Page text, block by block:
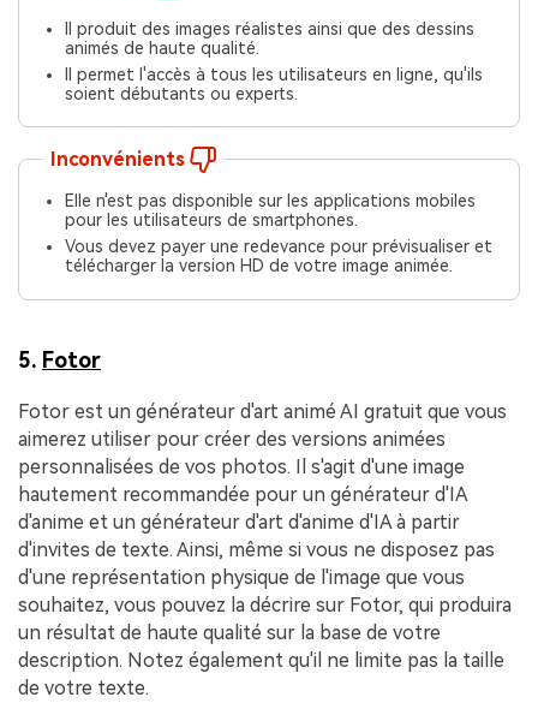
Il produit des images réalistes ainsi que des dessins
animés de haute qualité.
Il permet l'accès à tous les utilisateurs en ligne, qu'ils
soient débutants ou experts.
Inconvénients
Elle n'est pas disponible sur les applications mobiles
pour les utilisateurs de smartphones.
Vous devez payer une redevance pour prévisualiser et
télécharger la version HD de votre image animée.
5. Fotor
Fotor est un générateur d'art animé AI gratuit que vous
aimerez utiliser pour créer des versions animées
personnalisées de vos photos. Il s'agit d'une image
hautement recommandée pour un générateur d'IA
d'anime et un générateur d'art d'anime d'IA à partir
d'invites de texte. Ainsi, même si vous ne disposez pas
d'une représentation physique de l'image que vous
souhaitez, vous pouvez la décrire sur Fotor, qui produira
un résultat de haute qualité sur la base de votre
description. Notez également qu'il ne limite pas la taille
de votre texte.